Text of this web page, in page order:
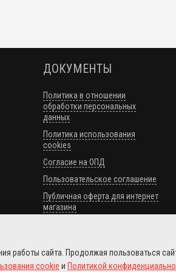
ДОКУМЕНТЫ
Политика в отношении
обработки персональных
данных
Политика использования
cookies
Согласие на ОПД
Пользовательское соглашение
Публичная оферта для интернет
магазина
работы сайта. Продолжая пользоваться
cookie и Политикой